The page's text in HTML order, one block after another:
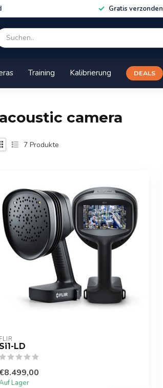
Gratis verzonden
Training Kalibrierung DEALS
camera
7 Produkte
FLIR
Si1-LD
€8.499,00
Lager